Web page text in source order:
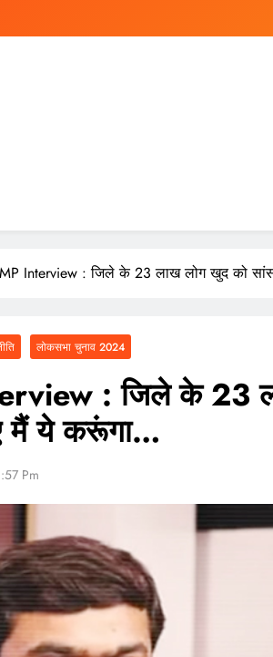
Interview : जिले के 23 लाख लोग खुद को
लोकसभा चुनाव 2024
: जिले के 23
मैं ये करूंगा…
Pm